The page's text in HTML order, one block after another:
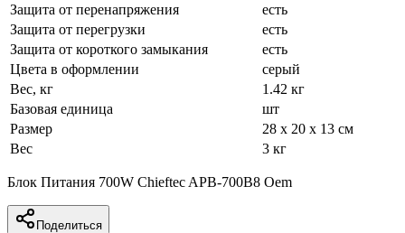
Защита от перенапряжения
есть
Защита от перегрузки
есть
Защита от короткого замыкания
есть
Цвета в оформлении
серый
Вес, кг
1.42 кг
Базовая единица
шт
Размер
28 x 20 x 13 см
Вес
3 кг
Блок Питания 700W Chieftec APB-700B8 Oem
Поделиться